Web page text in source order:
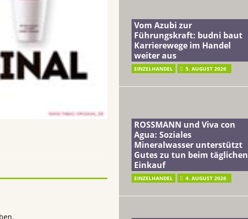
Vom Azubi zur
Führungskraft: budni baut
Karrierewege im Handel
weiter aus
EINZELHANDEL 5. AUGUST 2026
ROSSMANN und Viva con
Agua: Soziales
Mineralwasser unterstützt
Gutes zu tun beim täglichen
Einkauf
EINZELHANDEL 4. AUGUST 2026